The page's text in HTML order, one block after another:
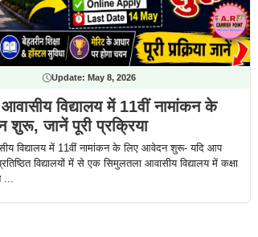
Update: May 8, 2026
विद्यालय में 11वीं नामांकन के
शुरू, जानें पूरी प्रक्रिया
विद्यालय में 11वीं नामांकन के लिए आवेदन शुरू- यदि आप
विद्यालयों में से एक सिमुलतला आवासीय विद्यालय में कक्षा
...